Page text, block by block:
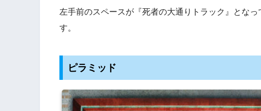
左手前のスペースが『死者の大通りトラック』とな
す。
ピラミッド